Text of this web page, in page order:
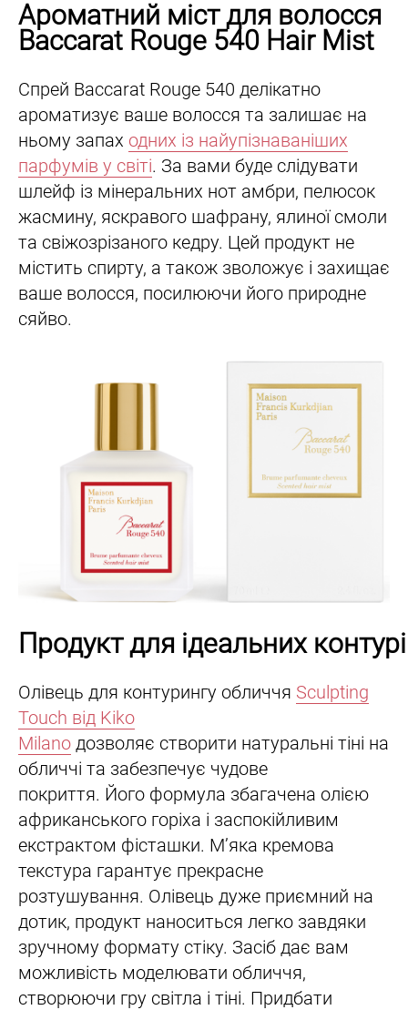
Ароматний міст для волосся
Baccarat Rouge 540 Hair Mist
Спрей Baccarat Rouge 540 делікатно
ароматизує ваше волосся та залишає на
ньому запах одних із найупізнаваніших
парфумів у світі. За вами буде слідувати
шлейф із мінеральних нот амбри, пелюсок
жасмину, яскравого шафрану, ялиної смоли
та свіжозрізаного кедру. Цей продукт не
містить спирту, а також зволожує і захищає
ваше волосся, посилюючи його природне
сяйво.
Продукт для ідеальних
Олівець для контурингу обличчя Sculpting
Touch від Kiko
Milano дозволяє створити натуральні тіні на
обличчі та забезпечує чудове
покриття. Його формула збагачена олією
африканського горіха і заспокійливим
екстрактом фісташки. М’яка кремова
текстура гарантує прекрасне
розтушування. Олівець дуже приємний на
дотик, продукт наноситься легко завдяки
зручному формату стіку. Засіб дає вам
можливість моделювати обличчя,
створюючи гру світла і тіні. Придбати